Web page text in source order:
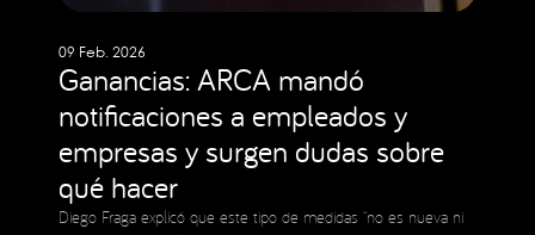
09 Feb. 2026
Ganancias: ARCA mandó
notificaciones a empleados y
empresas y surgen dudas sobre
qué hacer
Diego Fraga explicó que este tipo de medidas “no es nueva ni